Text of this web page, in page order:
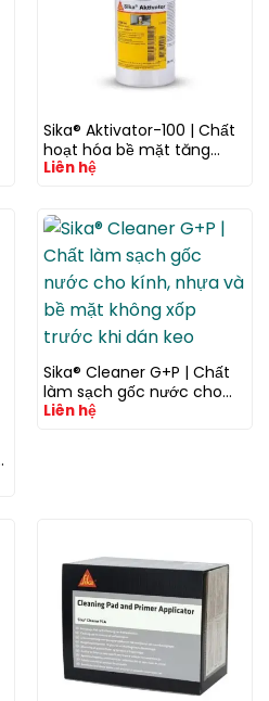
Sika® Aktivator-100 | Chất
hoạt hóa bề mặt tăng
bám dính trước khi dán
Liên hệ
Sika® Cleaner G+P | Chất
làm sạch gốc nước cho
kính, nhựa và bề mặt
Liên hệ